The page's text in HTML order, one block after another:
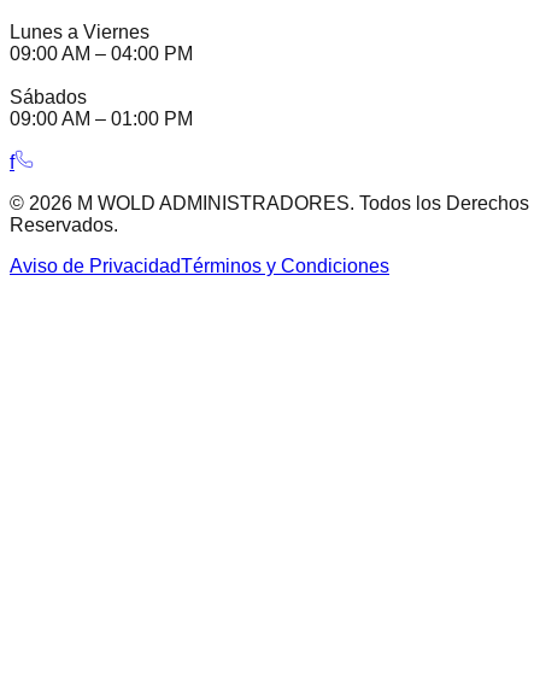
Lunes a Viernes
09:00 AM – 04:00 PM
Sábados
09:00 AM – 01:00 PM
f
© 2026 M WOLD ADMINISTRADORES. Todos los Derechos
Reservados.
Aviso de PrivacidadTérminos y Condiciones